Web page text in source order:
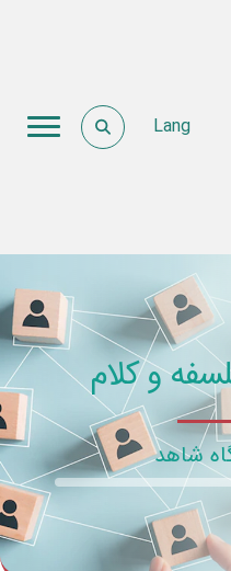
Lang
و کلام
شاهد